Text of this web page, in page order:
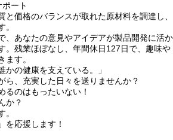
ポート
価格のバランスが取れた原材料を調達し、
。
、あなたの意見やアイデアが製品開発に活か
。残業ほぼなし、年間休日127日で、趣味や
ます。
かの健康を支えている。」
ら、充実した日々を送りませんか？
るのはもったいない！
か？
。
を応援します！